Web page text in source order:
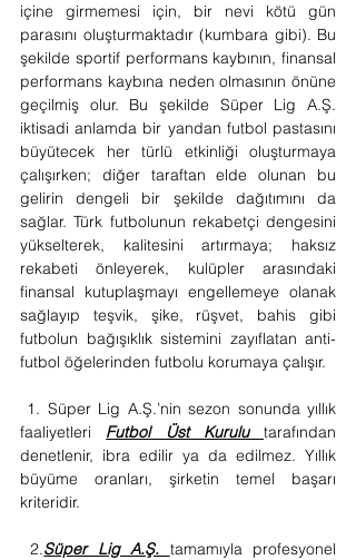
içine girmemesi için, bir nevi kötü gün
parasını oluşturmaktadır (kumbara gibi). Bu
şekilde sportif performans kaybının, finansal
performans kaybına neden olmasının önüne
geçilmiş olur. Bu şekilde Süper Lig A.Ş.
iktisadi anlamda bir yandan futbol pastasını
büyütecek her türlü etkinliği oluşturmaya
çalışırken; diğer taraftan elde olunan bu
gelirin dengeli bir şekilde dağıtımını da
sağlar. Türk futbolunun rekabetçi dengesini
yükselterek, kalitesini artırmaya; haksız
rekabeti önleyerek, kulüpler arasındaki
finansal kutuplaşmayı engellemeye olanak
sağlayıp teşvik, şike, rüşvet, bahis gibi
futbolun bağışıklık sistemini zayıflatan anti-
futbol öğelerinden futbolu korumaya çalışır.
1. Süper Lig A.Ş.’nin sezon sonunda yıllık
faaliyetleri Futbol Üst Kurulu tarafından
denetlenir, ibra edilir ya da edilmez. Yıllık
büyüme oranları, şirketin temel başarı
kriteridir.
2.Süper Lig A.Ş. tamamıyla profesyonel